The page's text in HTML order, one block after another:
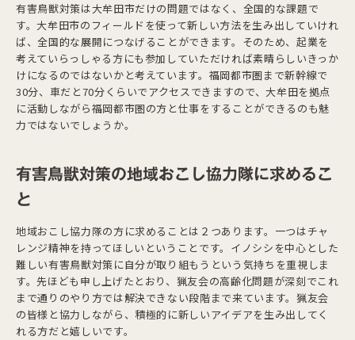
有害鳥獣対策は大牟田市だけの問題ではなく、全国的な課題で
す。大牟田市のフィールドを使って新しい方法を生み出していけれ
ば、全国的な展開につなげることができます。そのため、起業を
考えていらっしゃる方にも参加していただければ素晴らしいきっか
けになるのではないかと考えています。福岡都市圏まで新幹線で
30分、車だと70分くらいでアクセスできますので、大牟田を拠点
に活動しながら福岡都市圏の方と仕事をすることができるのも魅
力ではないでしょうか。
有害鳥獣対策の地域おこし協力隊に求めるこ
と
地域おこし協力隊の方に求めることは２つあります。一つはチャ
レンジ精神を持ってほしいということです。イノシシを中心とした
難しい有害鳥獣対策に自分が取り組もうという気持ちを重視しま
す。先ほども申し上げたとおり、猟友会の高齢化問題が深刻でこれ
まで通りのやり方では解決できない段階まで来ています。猟友会
の皆様と協力しながら、積極的に新しいアイデアを生み出してく
れる方だと嬉しいです。